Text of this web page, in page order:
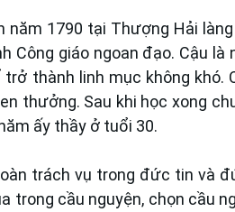
năm 1790 tại Thượng Hải
Công giáo ngoan đạo. Cậu
thành linh mục không khó.
thưởng. Sau khi học xong
ấy thầy ở tuổi 30.
trách vụ trong đức tin và
trong cầu nguyện, chọn cầu